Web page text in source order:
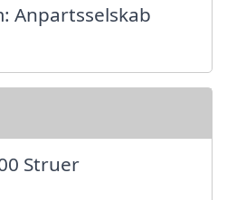
Anpartsselskab
Struer